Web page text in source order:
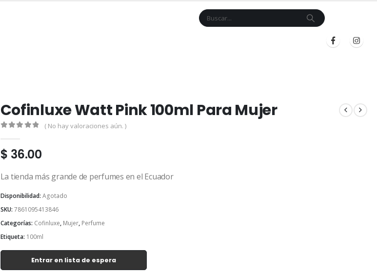
Cofinluxe Watt Pink 100ml Para Mujer
( No hay valoraciones aún. )
$ 36.00
La tienda más grande de perfumes en el Ecuador
Disponibilidad: Agotado
SKU: 7861095413846
Categorías: Cofinluxe, Mujer, Perfume
Etiqueta: 100ml
Entrar en lista de espera